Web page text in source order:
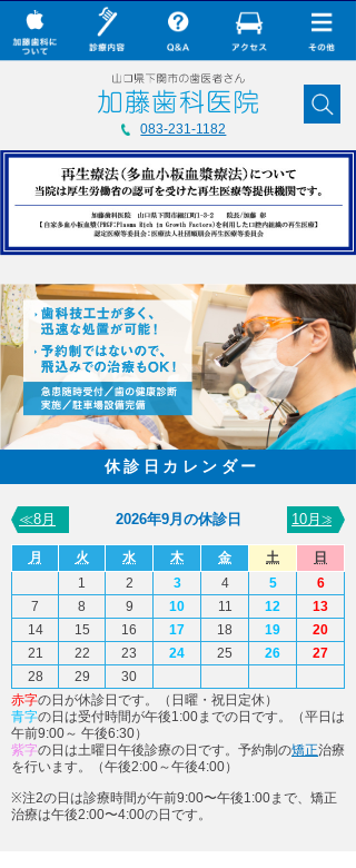
休診日カレンダー
≪8月 10月≫
2026年9月の休診日
月 火 水 木 金 土
日
1
2 3 4 5
6
7
8 9 10 11 12
13
14
15 16 17 18 19
20
21
22 23 24 25 26
27
28
29 30
赤字の日が休診日です。（日曜・祝日定休）
青字の日は受付時間が午後1:00までの日です。（平日は
午前9:00～ 午後6:30）
紫字の日は土曜日午後診療の日です。予約制の矯正治療
を行います。（午後2:00～午後4:00）
※注2の日は診療時間が午前9:00〜午後1:00まで、矯正
治療は午後2:00〜4:00の日です。
× CLOSE
加藤歯科について
診療内容
Q&A
加藤歯科の最新技術
コラム
ダウンロード
無料メール相談
スタッフ募集
加藤歯科ブログ
年賀状・暑中お見舞い